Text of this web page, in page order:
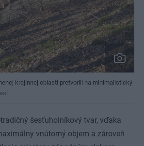
krajinnej oblasti pretvorili na minimalistický
šesťuholníkový tvar, vďaka
vnútorný objem a zároveň